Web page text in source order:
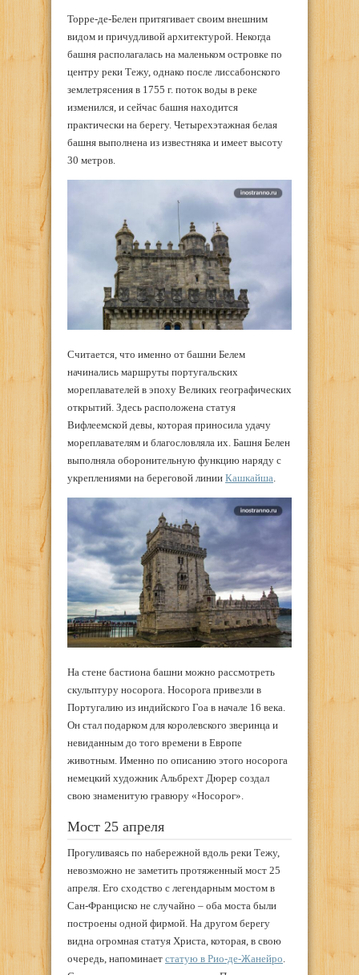
Торре-де-Белен притягивает своим внешним
видом и причудливой архитектурой. Некогда
башня располагалась на маленьком островке по
центру реки Тежу, однако после лиссабонского
землетрясения в 1755 г. поток воды в реке
изменился, и сейчас башня находится
практически на берегу. Четырехэтажная белая
башня выполнена из известняка и имеет высоту
30 метров.
Считается, что именно от башни Белем
начинались маршруты португальских
мореплавателей в эпоху Великих географических
открытий. Здесь расположена статуя
Вифлеемской девы, которая приносила удачу
мореплавателям и благословляла их. Башня Белен
выполняла оборонительную функцию наряду с
укреплениями на береговой линии Кашкайша.
На стене бастиона башни можно рассмотреть
скульптуру носорога. Носорога привезли в
Португалию из индийского Гоа в начале 16 века.
Он стал подарком для королевского зверинца и
невиданным до того времени в Европе
животным. Именно по описанию этого носорога
немецкий художник Альбрехт Дюрер создал
свою знаменитую гравюру «Носорог».
Мост 25 апреля
Прогуливаясь по набережной вдоль реки Тежу,
невозможно не заметить протяженный мост 25
апреля. Его сходство с легендарным мостом в
Сан-Франциско не случайно – оба моста были
построены одной фирмой. На другом берегу
видна огромная статуя Христа, которая, в свою
очередь, напоминает статую в Рио-де-Жанейро.